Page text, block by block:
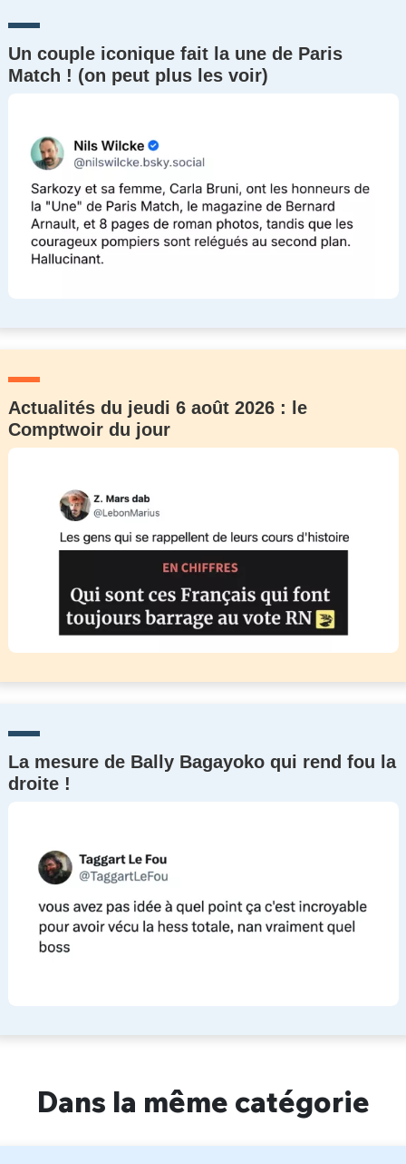
Un couple iconique fait la une de Paris
Match ! (on peut plus les voir)
Actualités du jeudi 6 août 2026 : le
Comptwoir du jour
La mesure de Bally Bagayoko qui rend fou la
droite !
Dans la même catégorie